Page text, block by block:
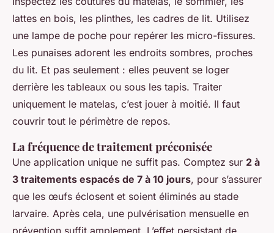
lattes en bois, les plinthes, les cadres de lit. Utilisez
une lampe de poche pour repérer les micro-fissures.
Les punaises adorent les endroits sombres, proches
du lit. Et pas seulement : elles peuvent se loger
derrière les tableaux ou sous les tapis. Traiter
uniquement le matelas, c’est jouer à moitié. Il faut
couvrir tout le périmètre de repos.
La fréquence de traitement préconisée
Une application unique ne suffit pas. Comptez sur 2 à
3 traitements espacés de 7 à 10 jours, pour s’assurer
que les œufs éclosent et soient éliminés au stade
larvaire. Après cela, une pulvérisation mensuelle en
prévention suffit amplement. L’effet persistant de